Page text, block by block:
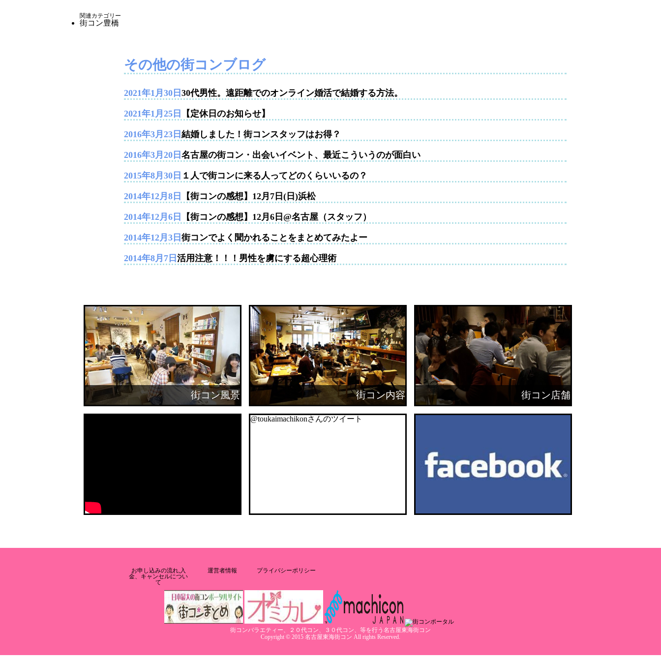
関連カテゴリー
街コン豊橋
その他の街コンブログ
2021年1月30日 30代男性。遠距離でのオンライン婚活で結婚する方法。
2021年1月25日 【定休日のお知らせ】
2016年3月23日 結婚しました！街コンスタッフはお得？
2016年3月20日 名古屋の街コン・出会いイベント、最近こういうのが面白い
2015年8月30日 １人で街コンに来る人ってどのくらいいるの？
2014年12月8日 【街コンの感想】12月7日(日)浜松
2014年12月6日 【街コンの感想】12月6日@名古屋（スタッフ）
2014年12月3日 街コンでよく聞かれることをまとめてみたよー
2014年8月7日 活用注意！！！男性を虜にする超心理術
街コン風景 街コン内容 街コン店舗
@toukaimachikonさんのツイート
お申し込みの流れ,入
金、キャンセルについ
て
運営者情報 プライバシーポリシー
街コンバラエティー、２０代コン、３０代コン、等を行う名古屋東海街コン
Copyright © 2015 名古屋東海街コン All rights Reserved.